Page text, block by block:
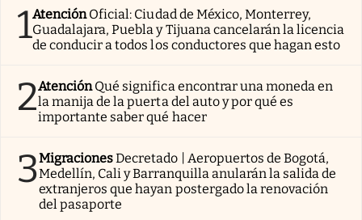
1AtenciónOficial: Ciudad de México, Monterrey,
Guadalajara, Puebla y Tijuana cancelarán la licencia
de conducir a todos los conductores que hagan esto
2AtenciónQué significa encontrar una moneda en
la manija de la puerta del auto y por qué es
importante saber qué hacer
3MigracionesDecretado | Aeropuertos de Bogotá,
Medellín, Cali y Barranquilla anularán la salida de
extranjeros que hayan postergado la renovación
del pasaporte